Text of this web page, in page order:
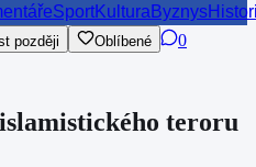
SportKultura Byznys
později Oblíbené
0
teroru